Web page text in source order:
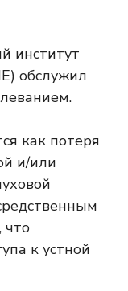
институт
обслужил
как потеря
и/или
что
к устной